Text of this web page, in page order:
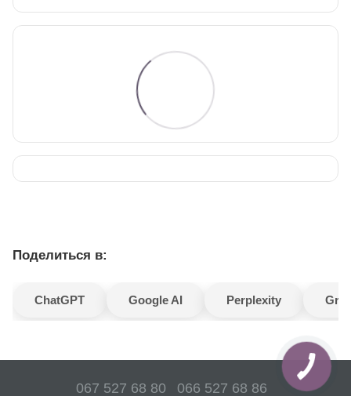
Поделиться в:
ChatGPT Google AI Perplexity
067 527 68 80 066 527 68 86